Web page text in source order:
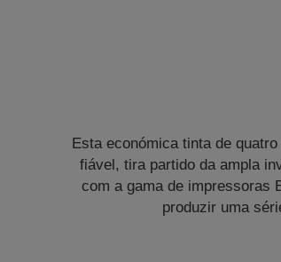
Esta económica tinta de
fiável, tira partido da ampla
com a gama de impressoras
produzir uma